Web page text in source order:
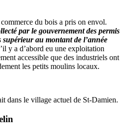
du bois a pris on envol.
par le gouvernement des permis
supérieur au montant de l’année
y a d’abord eu une exploitation
accessible que des industriels ont
les petits moulins locaux.
dans le village actuel de St-Damien.